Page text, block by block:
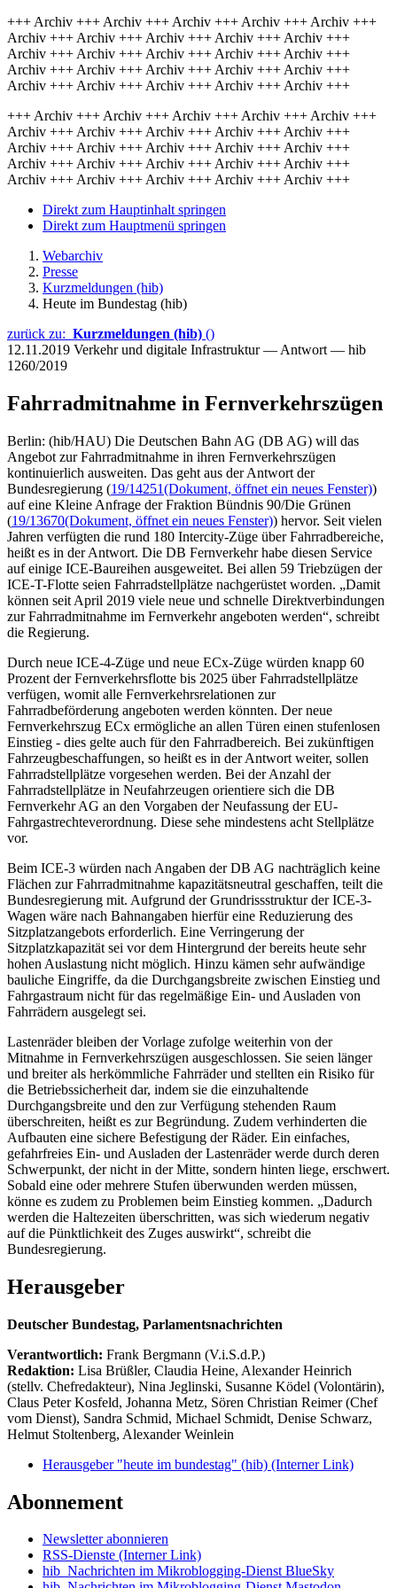
+++ Archiv +++ Archiv +++ Archiv +++ Archiv +++ Archiv +++
Archiv +++ Archiv +++ Archiv +++ Archiv +++ Archiv +++
Archiv +++ Archiv +++ Archiv +++ Archiv +++ Archiv +++
Archiv +++ Archiv +++ Archiv +++ Archiv +++ Archiv +++
Archiv +++ Archiv +++ Archiv +++ Archiv +++ Archiv +++
+++ Archiv +++ Archiv +++ Archiv +++ Archiv +++ Archiv +++
Archiv +++ Archiv +++ Archiv +++ Archiv +++ Archiv +++
Archiv +++ Archiv +++ Archiv +++ Archiv +++ Archiv +++
Archiv +++ Archiv +++ Archiv +++ Archiv +++ Archiv +++
Archiv +++ Archiv +++ Archiv +++ Archiv +++ Archiv +++
Direkt zum Hauptinhalt springen
Direkt zum Hauptmenü springen
Webarchiv
Presse
Kurzmeldungen (hib)
Heute im Bundestag (hib)
zurück zu: Kurzmeldungen (hib) ()
12.11.2019 Verkehr und digitale Infrastruktur — Antwort — hib
1260/2019
Fahrradmitnahme in Fernverkehrszügen
Berlin: (hib/HAU) Die Deutschen Bahn AG (DB AG) will das
Angebot zur Fahrradmitnahme in ihren Fernverkehrszügen
kontinuierlich ausweiten. Das geht aus der Antwort der
Bundesregierung (19/14251(Dokument, öffnet ein neues Fenster))
auf eine Kleine Anfrage der Fraktion Bündnis 90/Die Grünen
(19/13670(Dokument, öffnet ein neues Fenster)) hervor. Seit vielen
Jahren verfügten die rund 180 Intercity-Züge über Fahrradbereiche,
heißt es in der Antwort. Die DB Fernverkehr habe diesen Service
auf einige ICE-Baureihen ausgeweitet. Bei allen 59 Triebzügen der
ICE-T-Flotte seien Fahrradstellplätze nachgerüstet worden. „Damit
können seit April 2019 viele neue und schnelle Direktverbindungen
zur Fahrradmitnahme im Fernverkehr angeboten werden“, schreibt
die Regierung.
Durch neue ICE-4-Züge und neue ECx-Züge würden knapp 60
Prozent der Fernverkehrsflotte bis 2025 über Fahrradstellplätze
verfügen, womit alle Fernverkehrsrelationen zur
Fahrradbeförderung angeboten werden könnten. Der neue
Fernverkehrszug ECx ermögliche an allen Türen einen stufenlosen
Einstieg - dies gelte auch für den Fahrradbereich. Bei zukünftigen
Fahrzeugbeschaffungen, so heißt es in der Antwort weiter, sollen
Fahrradstellplätze vorgesehen werden. Bei der Anzahl der
Fahrradstellplätze in Neufahrzeugen orientiere sich die DB
Fernverkehr AG an den Vorgaben der Neufassung der EU-
Fahrgastrechteverordnung. Diese sehe mindestens acht Stellplätze
vor.
Beim ICE-3 würden nach Angaben der DB AG nachträglich keine
Flächen zur Fahrradmitnahme kapazitätsneutral geschaffen, teilt die
Bundesregierung mit. Aufgrund der Grundrissstruktur der ICE-3-
Wagen wäre nach Bahnangaben hierfür eine Reduzierung des
Sitzplatzangebots erforderlich. Eine Verringerung der
Sitzplatzkapazität sei vor dem Hintergrund der bereits heute sehr
hohen Auslastung nicht möglich. Hinzu kämen sehr aufwändige
bauliche Eingriffe, da die Durchgangsbreite zwischen Einstieg und
Fahrgastraum nicht für das regelmäßige Ein- und Ausladen von
Fahrrädern ausgelegt sei.
Lastenräder bleiben der Vorlage zufolge weiterhin von der
Mitnahme in Fernverkehrszügen ausgeschlossen. Sie seien länger
und breiter als herkömmliche Fahrräder und stellten ein Risiko für
die Betriebssicherheit dar, indem sie die einzuhaltende
Durchgangsbreite und den zur Verfügung stehenden Raum
überschreiten, heißt es zur Begründung. Zudem verhinderten die
Aufbauten eine sichere Befestigung der Räder. Ein einfaches,
gefahrfreies Ein- und Ausladen der Lastenräder werde durch deren
Schwerpunkt, der nicht in der Mitte, sondern hinten liege, erschwert.
Sobald eine oder mehrere Stufen überwunden werden müssen,
könne es zudem zu Problemen beim Einstieg kommen. „Dadurch
werden die Haltezeiten überschritten, was sich wiederum negativ
auf die Pünktlichkeit des Zuges auswirkt“, schreibt die
Bundesregierung.
Herausgeber
Deutscher Bundestag, Parlamentsnachrichten
Verantwortlich: Frank Bergmann (V.i.S.d.P.)
Redaktion: Lisa Brüßler, Claudia Heine, Alexander Heinrich
(stellv. Chefredakteur), Nina Jeglinski, Susanne Ködel (Volontärin),
Claus Peter Kosfeld, Johanna Metz, Sören Christian Reimer (Chef
vom Dienst), Sandra Schmid, Michael Schmidt, Denise Schwarz,
Helmut Stoltenberg, Alexander Weinlein
Herausgeber "heute im bundestag" (hib) (Interner Link)
Abonnement
Newsletter abonnieren
RSS-Dienste (Interner Link)
hib_Nachrichten im Mikroblogging-Dienst BlueSky